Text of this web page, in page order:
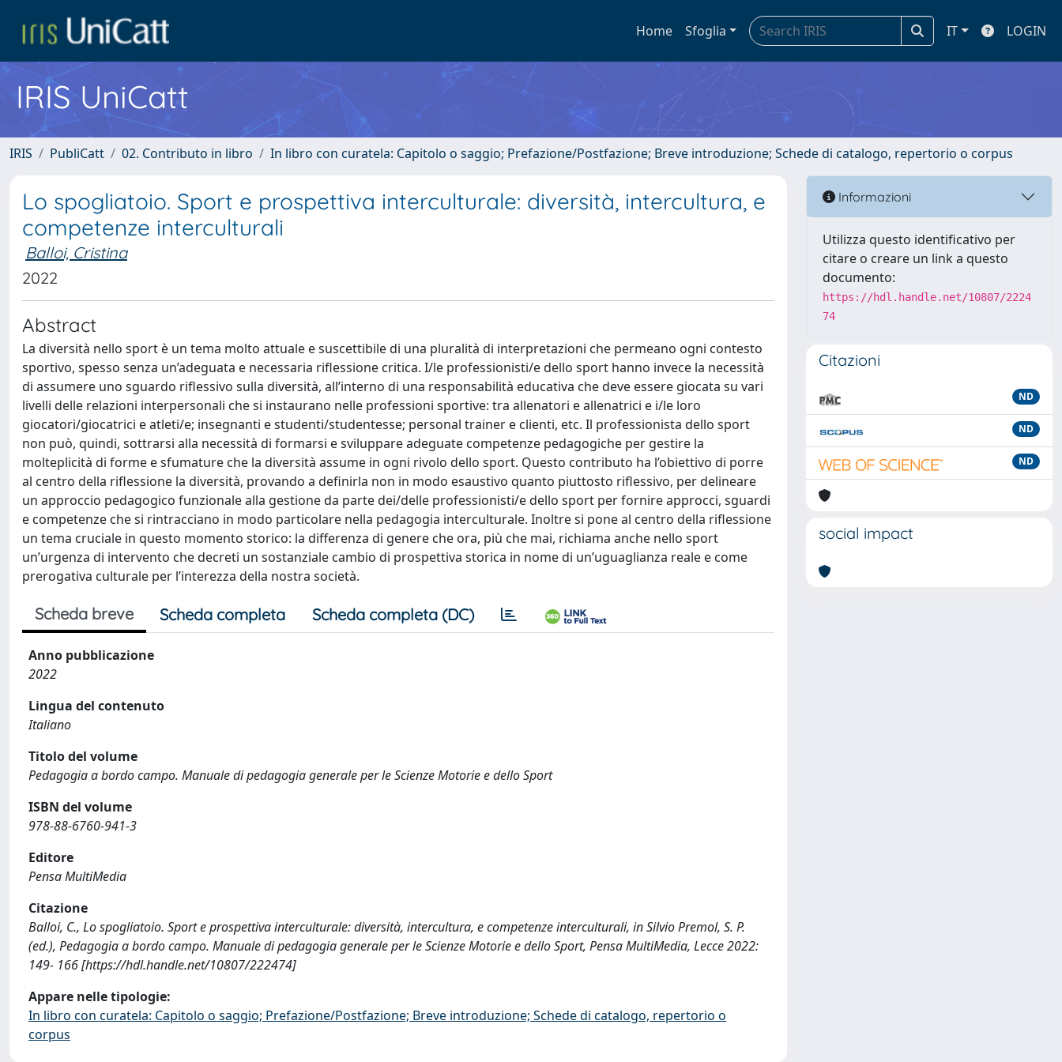
Home Sfoglia IT LOGIN
IRIS UniCatt
IRIS PubliCatt 02. Contributo in libro In libro con curatela: Capitolo o saggio; Prefazione/Postfazione; Breve introduzione; Schede di catalogo, repertorio o corpus
Lo spogliatoio. Sport e prospettiva interculturale: diversità, intercultura, e
competenze interculturali
Balloi, Cristina
2022
Abstract
La diversità nello sport è un tema molto attuale e suscettibile di una pluralità di interpretazioni che permeano ogni contesto
sportivo, spesso senza un’adeguata e necessaria riflessione critica. I/le professionisti/e dello sport hanno invece la necessità
di assumere uno sguardo riflessivo sulla diversità, all’interno di una responsabilità educativa che deve essere giocata su vari
livelli delle relazioni interpersonali che si instaurano nelle professioni sportive: tra allenatori e allenatrici e i/le loro
giocatori/giocatrici e atleti/e; insegnanti e studenti/studentesse; personal trainer e clienti, etc. Il professionista dello sport
non può, quindi, sottrarsi alla necessità di formarsi e sviluppare adeguate competenze pedagogiche per gestire la
molteplicità di forme e sfumature che la diversità assume in ogni rivolo dello sport. Questo contributo ha l’obiettivo di porre
al centro della riflessione la diversità, provando a definirla non in modo esaustivo quanto piuttosto riflessivo, per delineare
un approccio pedagogico funzionale alla gestione da parte dei/delle professionisti/e dello sport per fornire approcci, sguardi
e competenze che si rintracciano in modo particolare nella pedagogia interculturale. Inoltre si pone al centro della riflessione
un tema cruciale in questo momento storico: la differenza di genere che ora, più che mai, richiama anche nello sport
un’urgenza di intervento che decreti un sostanziale cambio di prospettiva storica in nome di un’uguaglianza reale e come
prerogativa culturale per l’interezza della nostra società.
Scheda breve Scheda completa Scheda completa (DC)
Anno pubblicazione
2022
Lingua del contenuto
Italiano
Titolo del volume
Pedagogia a bordo campo. Manuale di pedagogia generale per le Scienze Motorie e dello Sport
ISBN del volume
978-88-6760-941-3
Editore
Pensa MultiMedia
Citazione
Balloi, C., Lo spogliatoio. Sport e prospettiva interculturale: diversità, intercultura, e competenze interculturali, in Silvio Premol, S. P.
(ed.), Pedagogia a bordo campo. Manuale di pedagogia generale per le Scienze Motorie e dello Sport, Pensa MultiMedia, Lecce 2022:
149- 166 [https://hdl.handle.net/10807/222474]
Appare nelle tipologie:
In libro con curatela: Capitolo o saggio; Prefazione/Postfazione; Breve introduzione; Schede di catalogo, repertorio o
corpus
Informazioni
Utilizza questo identificativo per
citare o creare un link a questo
documento:
https://hdl.handle.net/10807/2224
74
Citazioni
ND
ND
ND
social impact